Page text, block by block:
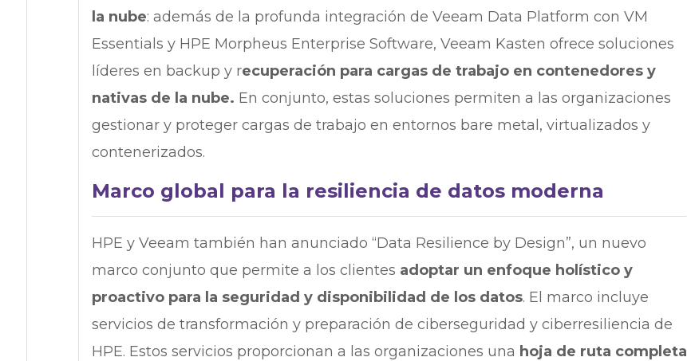
la nube: además de la profunda integración de Veeam Data Platform con VM
Essentials y HPE Morpheus Enterprise Software, Veeam Kasten ofrece soluciones
líderes en backup y recuperación para cargas de trabajo en contenedores y
nativas de la nube. En conjunto, estas soluciones permiten a las organizaciones
gestionar y proteger cargas de trabajo en entornos bare metal, virtualizados y
contenerizados.
Marco global para la resiliencia de datos moderna
HPE y Veeam también han anunciado “Data Resilience by Design”, un nuevo
marco conjunto que permite a los clientes adoptar un enfoque holístico y
proactivo para la seguridad y disponibilidad de los datos. El marco incluye
servicios de transformación y preparación de ciberseguridad y ciberresiliencia de
HPE. Estos servicios proporcionan a las organizaciones una hoja de ruta completa